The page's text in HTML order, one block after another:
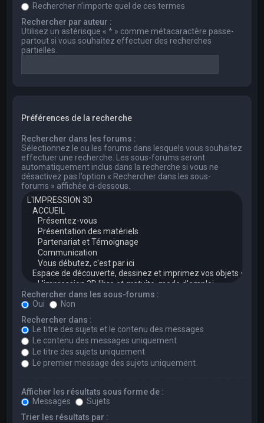
Rechercher n’importe quel de ces termes
Rechercher par auteur :
Utilisez un astérisque « * » comme métacaractère passe-
partout si vous souhaitez effectuer des recherches
partielles.
Préférences de la recherche
Rechercher dans les forums :
Sélectionnez le ou les forums dans lesquels vous souhaitez
effectuer une recherche. Les sous-forums seront
automatiquement inclus dans la recherche si vous ne
désactivez pas l’option « Rechercher dans les sous-
forums » affichée ci-dessous.
Rechercher dans les sous-forums :
Oui
Non
Rechercher dans :
Le titre des sujets et le contenu des messages
Le contenu des messages uniquement
Le titre des sujets uniquement
Le premier message des sujets uniquement
Afficher les résultats sous forme de :
Messages
Sujets
Trier les résultats par :